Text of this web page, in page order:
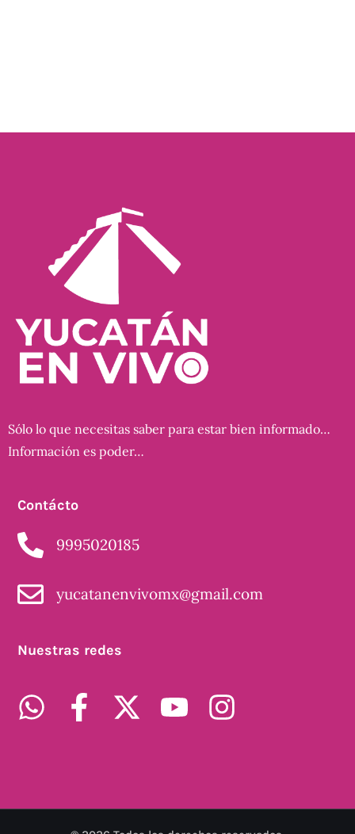
Sólo lo que necesitas saber para estar bien informado…
Información es poder…
Contácto
9995020185
yucatanenvivomx@gmail.com
Nuestras redes